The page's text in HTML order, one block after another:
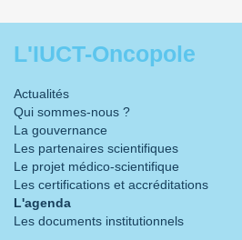
L'IUCT-Oncopole
Actualités
Qui sommes-nous ?
La gouvernance
Les partenaires scientifiques
Le projet médico-scientifique
Les certifications et accréditations
L'agenda
Les documents institutionnels